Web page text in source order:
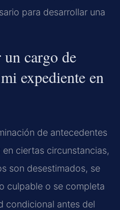
para desarrollar una
cargo de
expediente en
de antecedentes
en ciertas circunstancias,
son desestimados, se
culpable o se completa
condicional antes del